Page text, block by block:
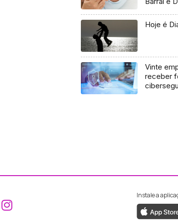
Hoje é
Vinte
receber
Aceder ao Facebook da RTP
Aceder ao Instagram da
Instale a